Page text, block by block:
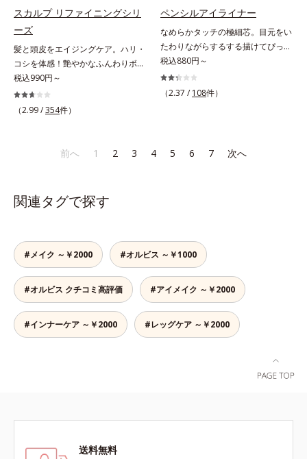
防ぐ複合成分 ※ ビルベリー葉エ
キス、タベブイアインペチギノサ樹
皮エキス*4 グリセリルグルコシド
（保湿成分）、（ジメチコン／ビニ
ルジメチコン）クロスポリマー、ジ
メチコン（カバー成分）*5 アクリ
レーツコポリマー
ン酸(*4)がうるおって透き通るよう
な透明感を叶えます。顔色がどんよ
りしている、ファンデのノリがイマ
イチ、肌のざらつきやくすみが気に
なる、化粧水が肌になじまな
い……。こんなお悩みが気になると
きに。週に1～4回、いつもの洗顔料
と置き換えてお使いください。*1
ち、うるおいを保つことで肌を整え
スカルプ リファイニングシリ
ーズ
髪と頭皮をエイジングケア。ハリ・
コシを体感！艶やかなふんわりボリ
ューム美髪へ。「抜け毛が目立つ」
「ボリュームがない」「ハリ・コシ
がない」という年齢による3大髪悩
ケア(*1)する、オルビスの頭皮ケア
と、うるおったツヤ髪に導く「ブレ
ンドボタニカルエキス(*2)」を配
得できる、褒められ髪をご体感くだ
さい。*1 年齢に応じたお手入れの
こと *2 保湿成分
税込990円～
（2.99 /354件）
ペンシルアイライナー
なめらかタッチの極細芯。目元をい
たわりながらするする描けてぴった
り密着。するする描けてぴったり密
着。なめらかタッチの極細芯アイラ
イナーです。繊細な目のキワにも優
ラスできます。アイラインを描いた
後に、後ろに付いているチップでま
軽減します。※中身を取り替えられ
るリフィルをご用意しています。*
パンテノール配合＝保湿成分
税込880円～
（2.37 / 108件）
前へ 1 2 3 4 5 6 7 次へ
関連タグで探す
#メイク ～￥2000 #オルビス ～￥1000
#オルビス クチコミ高評価 #アイメイク ～￥2000
#インナーケア ～￥2000 #レッグケア ～￥2000
送料無料